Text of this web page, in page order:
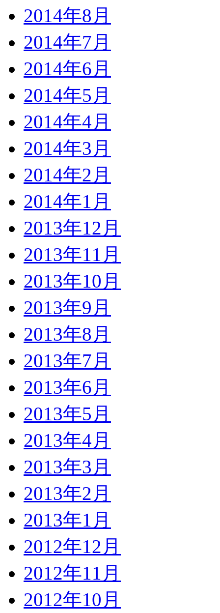
2014年8月
2014年7月
2014年6月
2014年5月
2014年4月
2014年3月
2014年2月
2014年1月
2013年12月
2013年11月
2013年10月
2013年9月
2013年8月
2013年7月
2013年6月
2013年5月
2013年4月
2013年3月
2013年2月
2013年1月
2012年12月
2012年11月
2012年10月